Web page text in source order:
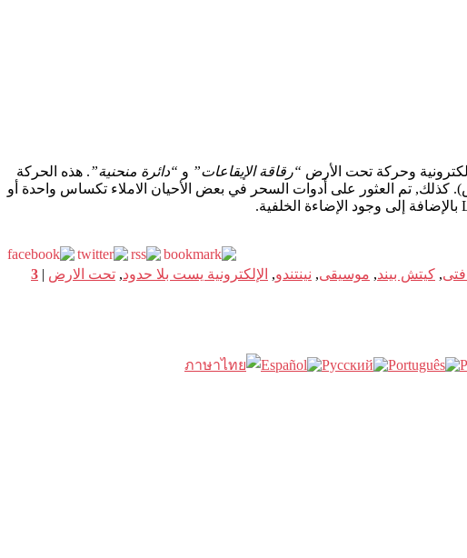
“رقاقة الإيقاعات” و “دائرة منحنية”. هذه الحركة
كذلك, تم العثور على أدوات السحر في بعض الأحيان الاملاء تكساس واحدة أو
فتى, كيتش بيند, موسيقى, نينتندو, الإلكترونية يست بلا حدود, تحت الارض |
3